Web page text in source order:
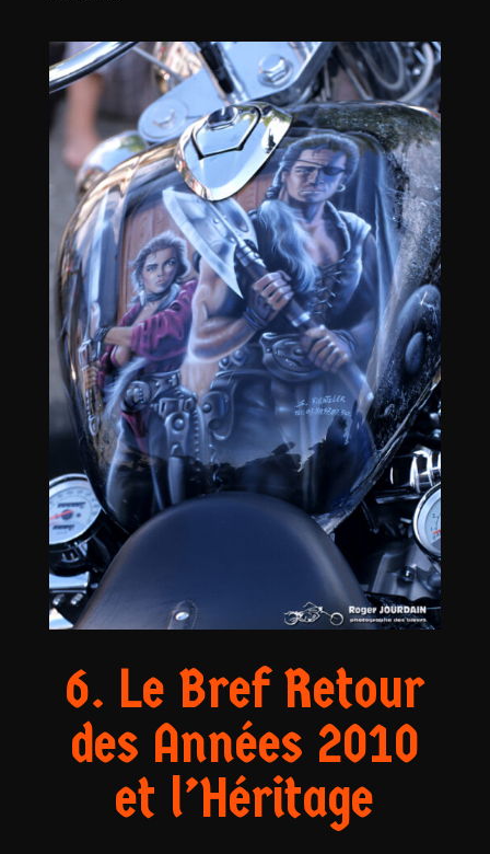
6. Le Bref Retour
des Années 2010
et l’Héritage